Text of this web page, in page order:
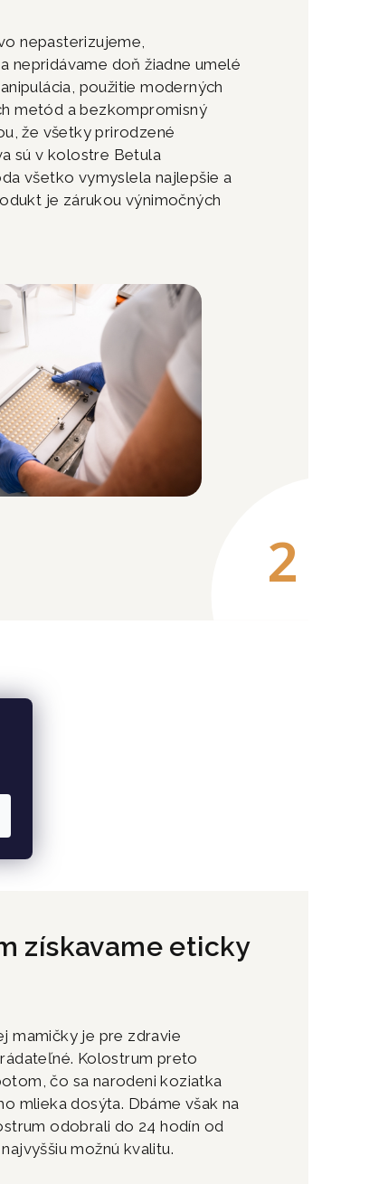
nepasterizujeme,
nepridávame doň žiadne umelé
použitie moderných
metód a bezkompromisný
že všetky prirodzené
sú v kolostre Betula
všetko vymyslela najlepšie a
je zárukou výnimočných
2
získavame eticky
mamičky je pre zdravie
Kolostrum preto
čo sa narodeni koziatka
mlieka dosýta. Dbáme však na
odobrali do 24 hodín od
možnú kvalitu.